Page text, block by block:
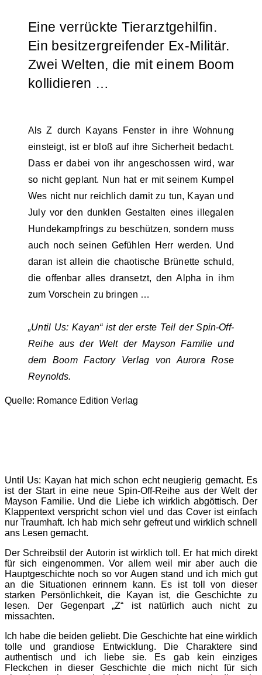
Eine verrückte Tierarztgehilfin.
Ein besitzergreifender Ex-Militär.
Zwei Welten, die mit einem Boom
kollidieren …
Als Z durch Kayans Fenster in ihre Wohnung
einsteigt, ist er bloß auf ihre Sicherheit bedacht.
Dass er dabei von ihr angeschossen wird, war
so nicht geplant. Nun hat er mit seinem Kumpel
Wes nicht nur reichlich damit zu tun, Kayan und
July vor den dunklen Gestalten eines illegalen
Hundekampfrings zu beschützen, sondern muss
auch noch seinen Gefühlen Herr werden. Und
daran ist allein die chaotische Brünette schuld,
die offenbar alles dransetzt, den Alpha in ihm
zum Vorschein zu bringen …
„Until Us: Kayan“ ist der erste Teil der Spin-Off-
Reihe aus der Welt der Mayson Familie und
dem Boom Factory Verlag von Aurora Rose
Reynolds.
Quelle: Romance Edition Verlag
Until Us: Kayan hat mich schon echt neugierig gemacht. Es
ist der Start in eine neue Spin-Off-Reihe aus der Welt der
Mayson Familie. Und die Liebe ich wirklich abgöttisch. Der
Klappentext verspricht schon viel und das Cover ist einfach
nur Traumhaft. Ich hab mich sehr gefreut und wirklich schnell
ans Lesen gemacht.
Der Schreibstil der Autorin ist wirklich toll. Er hat mich direkt
für sich eingenommen. Vor allem weil mir aber auch die
Hauptgeschichte noch so vor Augen stand und ich mich gut
an die Situationen erinnern kann. Es ist toll von dieser
starken Persönlichkeit, die Kayan ist, die Geschichte zu
lesen. Der Gegenpart „Z“ ist natürlich auch nicht zu
missachten.
Ich habe die beiden geliebt. Die Geschichte hat eine wirklich
tolle und grandiose Entwicklung. Die Charaktere sind
authentisch und ich liebe sie. Es gab kein einziges
Fleckchen in dieser Geschichte die mich nicht für sich